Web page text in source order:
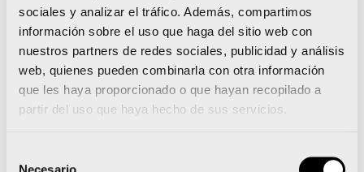
sociales y analizar el tráfico. Además, compartimos
información sobre el uso que haga del sitio web con
nuestros partners de redes sociales, publicidad y análisis
web, quienes pueden combinarla con otra información
que les haya proporcionado o que hayan recopilado a
partir del uso que haya hecho de sus servicios.
Corredor.
¡A por ello!
los corredores del Medio y el Maratón Valencia